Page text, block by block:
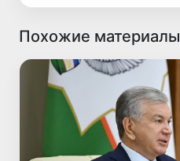
Похожие материалы